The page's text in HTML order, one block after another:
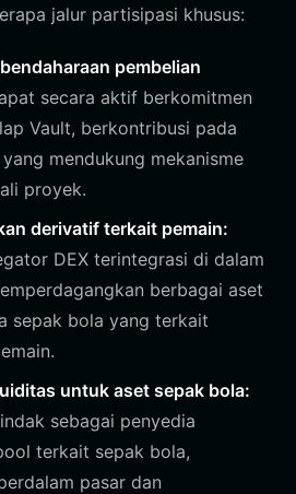
jalur partisipasi khusus:
pembelian
secara aktif berkomitmen
Vault, berkontribusi pada
mendukung mekanisme
proyek.
derivatif terkait pemain:
DEX terintegrasi di dalam
berbagai aset
sepak bola yang terkait
untuk aset sepak bola:
sebagai penyedia
terkait sepak bola,
pasar dan